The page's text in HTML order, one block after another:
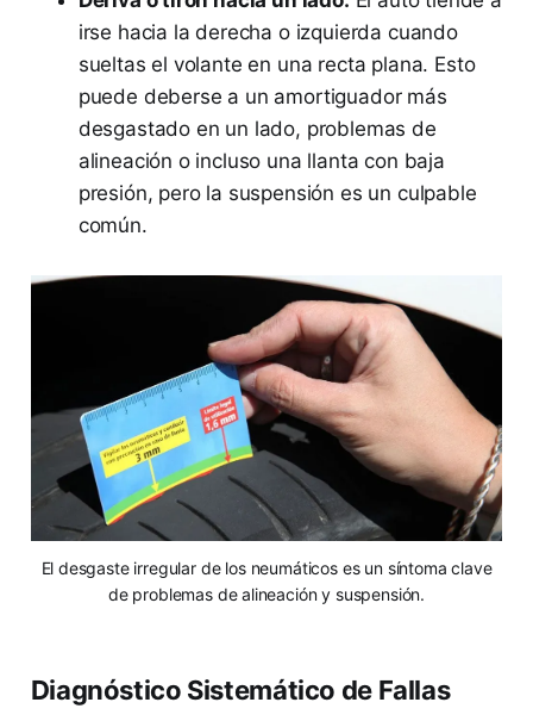
irse hacia la derecha o izquierda cuando
sueltas el volante en una recta plana. Esto
puede deberse a un amortiguador más
desgastado en un lado, problemas de
alineación o incluso una llanta con baja
presión, pero la suspensión es un culpable
común.
El desgaste irregular de los neumáticos es un síntoma clave
de problemas de alineación y suspensión.
Diagnóstico Sistemático de Fallas